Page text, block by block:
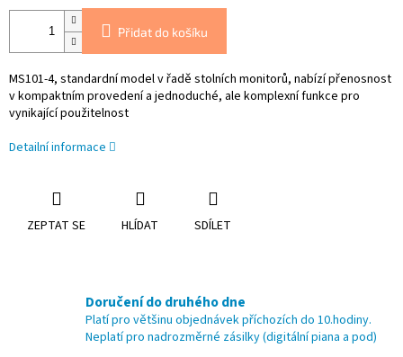
Přidat do košíku
MS101-4, standardní model v řadě stolních monitorů, nabízí přenosnost
v kompaktním provedení a jednoduché, ale komplexní funkce pro
vynikající použitelnost
Detailní informace
ZEPTAT SE HLÍDAT SDÍLET
Doručení do druhého dne
Platí pro většinu objednávek příchozích do 10.hodiny.
Neplatí pro nadrozměrné zásilky (digitální piana a pod)